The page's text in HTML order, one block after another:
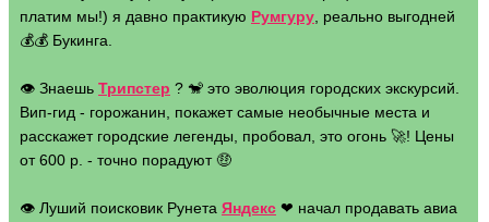
платим мы!) я давно практикую Румгуру , реально выгодней
💰💰 Букинга.
👁 Знаешь Трипстер ? 🐒 это эволюция городских экскурсий.
Вип-гид - горожанин, покажет самые необычные места и
расскажет городские легенды, пробовал, это огонь 🚀! Цены
от 600 р. - точно порадуют 🤑
👁 Луший поисковик Рунета Яндекс ❤ начал продавать авиа